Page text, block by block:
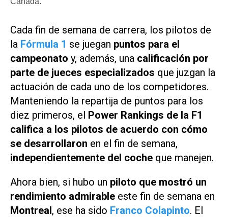
Cada fin de semana de carrera, los pilotos de
la Fórmula 1 se juegan puntos para el
campeonato y, además, una calificación por
parte de jueces especializados que juzgan la
actuación de cada uno de los competidores.
Manteniendo la repartija de puntos para los
diez primeros, el Power Rankings de la F1
califica a los pilotos de acuerdo con cómo
se desarrollaron en el fin de semana,
independientemente del coche que manejen.
Ahora bien, si hubo un piloto que mostró un
rendimiento admirable este fin de semana en
Montreal, ese ha sido Franco Colapinto. El